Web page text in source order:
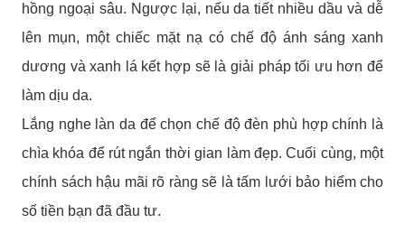
hồng ngoại sâu. Ngược lại, nếu da tiết nhiều dầu và dễ
lên mụn, một chiếc mặt nạ có chế độ ánh sáng xanh
dương và xanh lá kết hợp sẽ là giải pháp tối ưu hơn để
làm dịu da.
Lắng nghe làn da để chọn chế độ đèn phù hợp chính là
chìa khóa để rút ngắn thời gian làm đẹp. Cuối cùng, một
chính sách hậu mãi rõ ràng sẽ là tấm lưới bảo hiểm cho
số tiền bạn đã đầu tư.